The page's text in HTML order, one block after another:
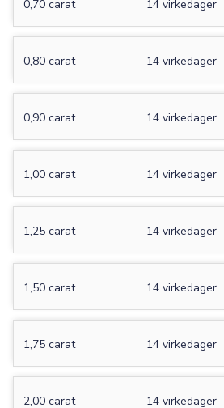
0,70 carat 14 virkedager
0,80 carat 14 virkedager
0,90 carat 14 virkedager
1,00 carat 14 virkedager
1,25 carat 14 virkedager
1,50 carat 14 virkedager
1,75 carat 14 virkedager
2,00 carat 14 virkedager